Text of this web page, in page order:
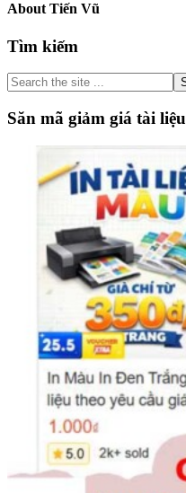
About Tiến Vũ
Primary
Sidebar
Tìm kiếm
Search
the
site
...
Săn mã giảm giá tài liệu